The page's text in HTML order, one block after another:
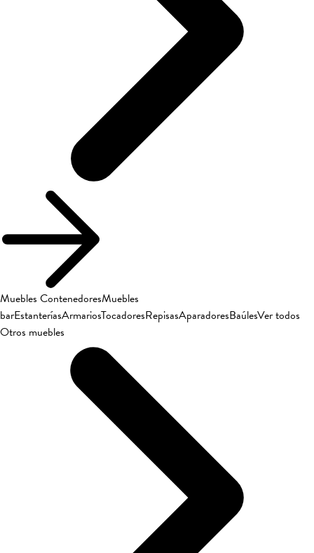
Muebles ContenedoresMuebles
barEstanteríasArmariosTocadoresRepisasAparadoresBaúlesVer todos
Otros muebles